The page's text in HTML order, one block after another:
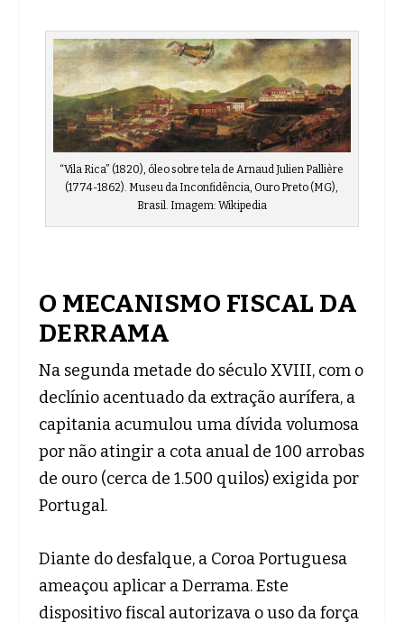
“Vila Rica” (1820), óleo sobre tela de Arnaud Julien Pallière
(1774-1862). Museu da Inconfidência, Ouro Preto (MG),
Brasil. Imagem: Wikipedia
O MECANISMO FISCAL DA
DERRAMA
Na segunda metade do século XVIII, com o
declínio acentuado da extração aurífera, a
capitania acumulou uma dívida volumosa
por não atingir a cota anual de 100 arrobas
de ouro (cerca de 1.500 quilos) exigida por
Portugal.
Diante do desfalque, a Coroa Portuguesa
ameaçou aplicar a Derrama. Este
dispositivo fiscal autorizava o uso da força